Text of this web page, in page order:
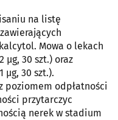
na listę
Mowa o lekach
µg, 30 szt.) oraz
µg, 30 szt.).
poziomem odpłatności
przytarczyc
nerek w stadium